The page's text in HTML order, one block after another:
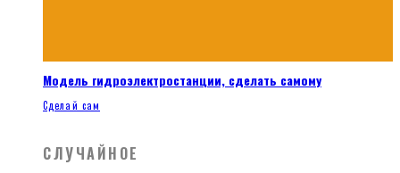
Модель гидроэлектростанции, сделать самому
Сделай сам
СЛУЧАЙНОЕ